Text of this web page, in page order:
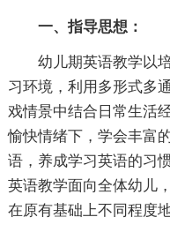
一、指导思想：
幼儿期英语教学以
习环境，利用多形式多
戏情景中结合日常生活
愉快情绪下，学会丰富
语，养成学习英语的习
英语教学面向全体幼儿
在原有基础上不同程度